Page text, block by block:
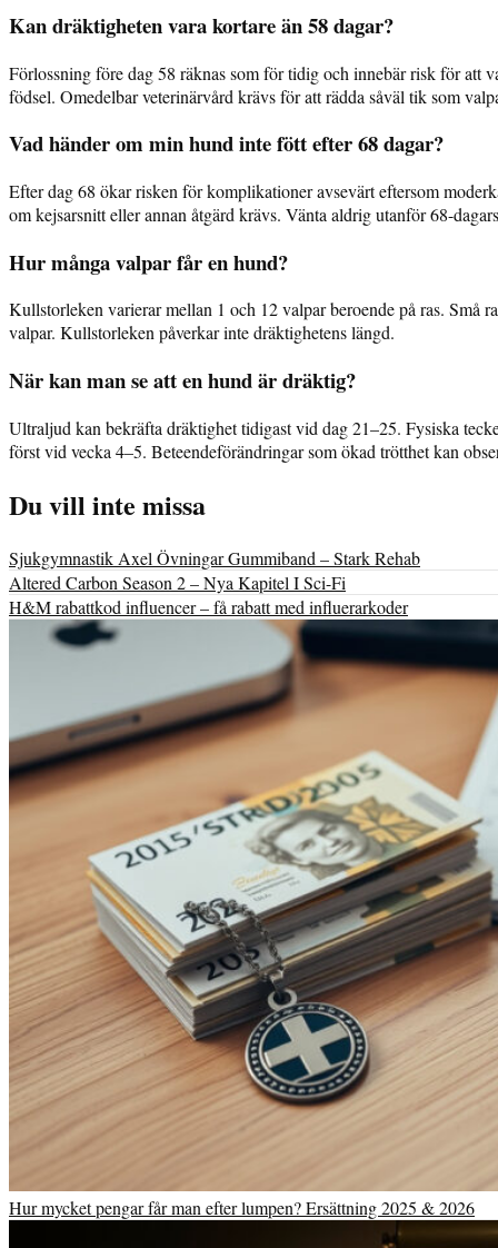
Kan dräktigheten vara kortare än 58 dagar?
Förlossning före dag 58 räknas som för tidig och innebär risk för att
födsel. Omedelbar veterinärvård krävs för att rädda såväl tik som
Vad händer om min hund inte fött efter 68 dagar?
Efter dag 68 ökar risken för komplikationer avsevärt eftersom
om kejsarsnitt eller annan åtgärd krävs. Vänta aldrig utanför 68-
Hur många valpar får en hund?
Kullstorleken varierar mellan 1 och 12 valpar beroende på ras. Små
valpar. Kullstorleken påverkar inte dräktighetens längd.
När kan man se att en hund är dräktig?
Ultraljud kan bekräfta dräktighet tidigast vid dag 21–25. Fysiska
först vid vecka 4–5. Beteendeförändringar som ökad trötthet kan
Du vill inte missa
Sjukgymnastik Axel Övningar Gummiband – Stark Rehab
Altered Carbon Season 2 – Nya Kapitel I Sci-Fi
H&M rabattkod influencer – få rabatt med influerarkoder
Hur mycket pengar får man efter lumpen? Ersättning 2025 & 2026